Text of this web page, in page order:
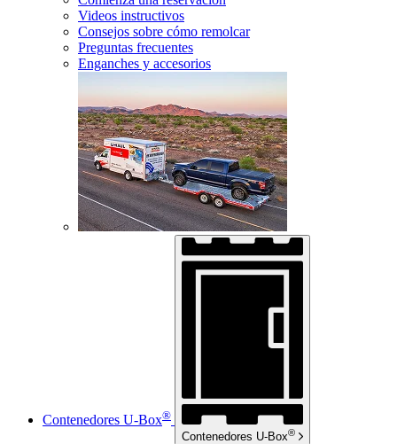
Videos instructivos
Consejos sobre cómo remolcar
Preguntas frecuentes
Enganches y accesorios
Contenedores U-Box®
Contenedores U-Box®